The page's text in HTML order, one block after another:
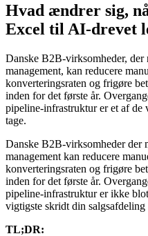
Hvad ændrer sig,
Excel til AI-drevet
Danske B2B-virksomheder,
management, kan reducere
konverteringsraten og frigøre
inden for det første år.
pipeline-infrastruktur er et af de
tage.
Danske B2B-virksomheder der
management kan reducere
konverteringsraten og frigøre
inden for det første år.
pipeline-infrastruktur er ikke
vigtigste skridt din salgsafdeling
TL;DR: